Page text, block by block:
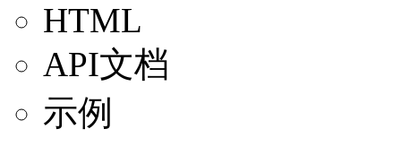
HTML
API文档
示例